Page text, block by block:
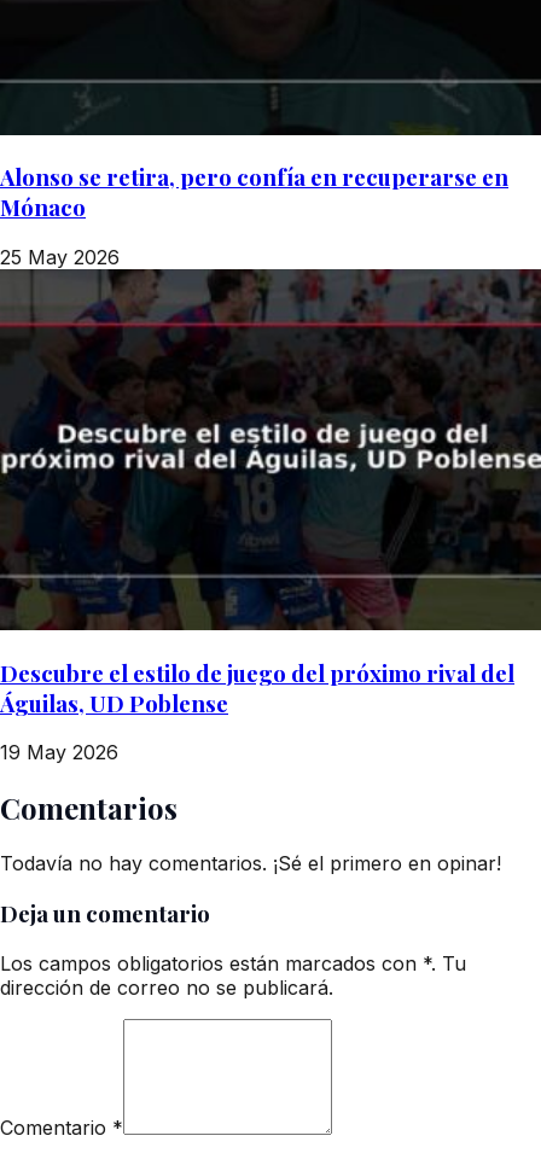
Alonso se retira, pero confía en recuperarse en
Mónaco
25 May 2026
Descubre el estilo de juego del próximo rival del
Águilas, UD Poblense
19 May 2026
Comentarios
Todavía no hay comentarios. ¡Sé el primero en opinar!
Deja un comentario
Los campos obligatorios están marcados con *. Tu
dirección de correo no se publicará.
Comentario *